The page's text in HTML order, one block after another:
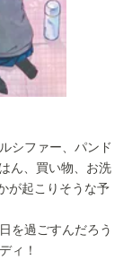
シファー、パンド
ん、買い物、お洗
が起こりそうな予
を過ごすんだろう
ィ！